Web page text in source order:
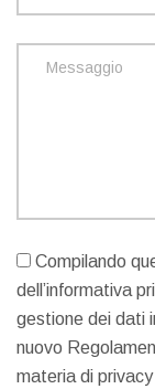
Compilando
dell’informativa
gestione dei dati
nuovo
materia di